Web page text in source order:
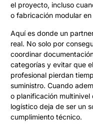
el proyecto, incluso
o fabricación modular
Aquí es donde un
real. No solo por
coordinar
categorías y evitar que
profesional pierdan
suministro. Cuando
o planificación
logístico deja de ser un
cumplimiento técnico.